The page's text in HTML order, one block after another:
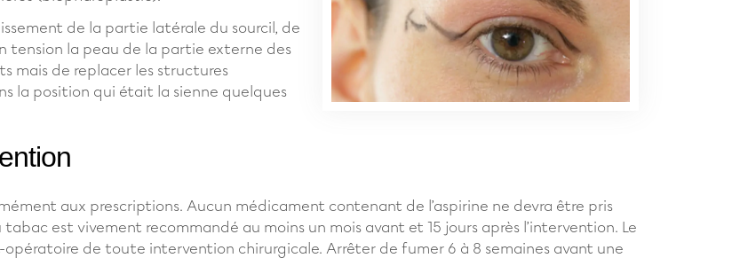
de la partie latérale du sourcil, de
tension la peau de la partie externe des
mais de replacer les structures
la position qui était la sienne quelques
aux prescriptions. Aucun médicament contenant de l’aspirine ne devra être pris
tabac est vivement recommandé au moins un mois avant et 15 jours après l’intervention. Le
de toute intervention chirurgicale. Arrêter de fumer 6 à 8 semaines avant une